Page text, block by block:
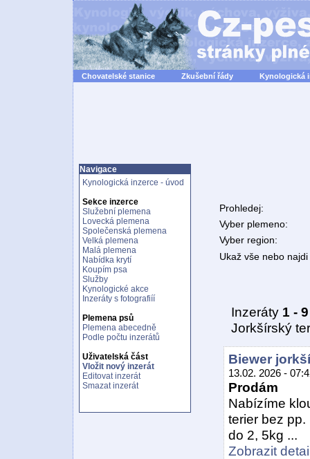
Chovatelské stanice Zkušební řády Kynologická
Navigace
Kynologická inzerce - úvod
Sekce inzerce
Služební plemena
Lovecká plemena
Společenská plemena
Velká plemena
Malá plemena
Nabídka krytí
Koupím psa
Služby
Kynologické akce
Inzeráty s fotografiíí
Plemena psů
Plemena abecedně
Podle počtu inzerátů
Uživatelská část
Vložit nový inzerát
Editovat inzerát
Smazat inzerát
Prohledej:
Vyber plemeno:
Vyber region:
Ukaž vše nebo
Inzeráty 1 - 9
Jorkšírský
Biewer
13.02. 2026 -
Prodám
Nabízíme
terier bez
do 2, 5kg ...
Zobrazit